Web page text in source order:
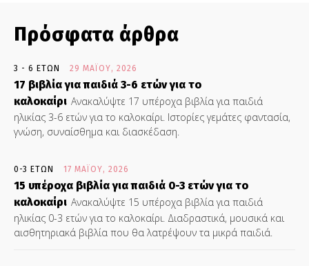
Πρόσφατα άρθρα
3 - 6 ΕΤΏΝ 29 ΜΑΪ́ΟΥ, 2026
17 βιβλία για παιδιά 3-6 ετών για το
καλοκαίρι Ανακαλύψτε 17 υπέροχα βιβλία για παιδιά
ηλικίας 3-6 ετών για το καλοκαίρι. Ιστορίες γεμάτες φαντασία,
γνώση, συναίσθημα και διασκέδαση.
0-3 ΕΤΏΝ 17 ΜΑΪ́ΟΥ, 2026
15 υπέροχα βιβλία για παιδιά 0-3 ετών για το
καλοκαίρι Ανακαλύψτε 15 υπέροχα βιβλία για παιδιά
ηλικίας 0-3 ετών για το καλοκαίρι. Διαδραστικά, μουσικά και
αισθητηριακά βιβλία που θα λατρέψουν τα μικρά παιδιά.